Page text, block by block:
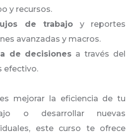
y recursos.
de trabajo y reportes
avanzadas y macros.
de decisiones a través del
efectivo.
mejorar la eficiencia de tu
o desarrollar nuevas
este curso te ofrece